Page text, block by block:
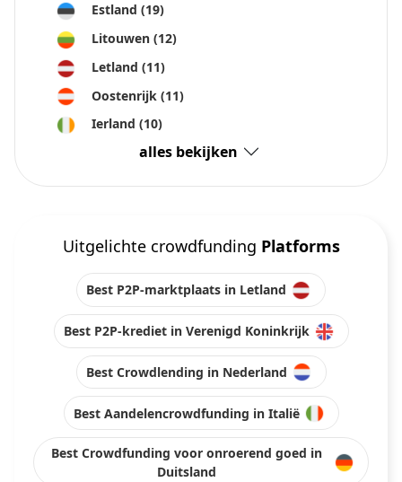
Estland (19)
Litouwen (12)
Letland (11)
Oostenrijk (11)
Ierland (10)
alles bekijken
Uitgelichte crowdfunding Platforms
Best P2P-marktplaats in Letland
Best P2P-krediet in Verenigd Koninkrijk
Best Crowdlending in Nederland
Best Aandelencrowdfunding in Italië
Best Crowdfunding voor onroerend goed in
Duitsland